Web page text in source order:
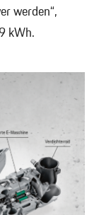
werden“,
kWh.